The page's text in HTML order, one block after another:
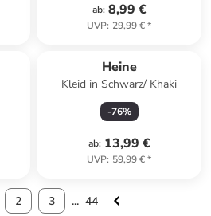
ab: 8,99 €
UVP: 29,99 €*
Heine
Kleid in Schwarz/ Khaki
-76%
ab: 13,99 €
UVP: 59,99 €*
2 3 ... 44